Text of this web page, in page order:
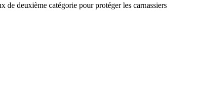
deuxième catégorie pour protéger les carnassiers